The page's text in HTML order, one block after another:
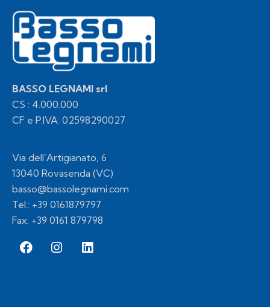
BASSO LEGNAMI srl
CS : 4.000.000
CF e P.IVA: 02598290027
Via dell’Artigianato, 6
13040 Rovasenda (VC)
basso@bassolegnami.com
Tel.: +39 0161879797
Fax: +39 0161 879798